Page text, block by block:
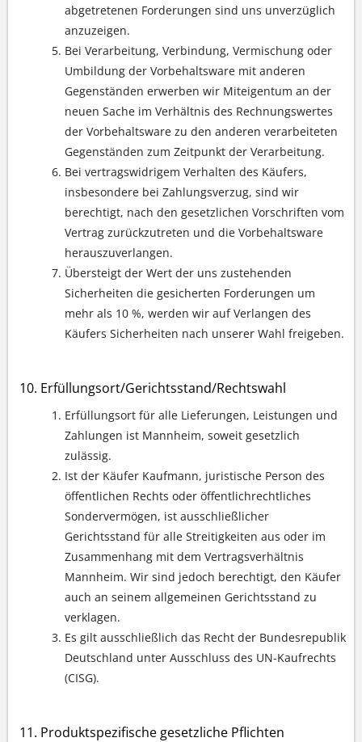
abgetretenen Forderungen sind uns unverzüglich
anzuzeigen.
Bei Verarbeitung, Verbindung, Vermischung oder
Umbildung der Vorbehaltsware mit anderen
Gegenständen erwerben wir Miteigentum an der
neuen Sache im Verhältnis des Rechnungswertes
der Vorbehaltsware zu den anderen verarbeiteten
Gegenständen zum Zeitpunkt der Verarbeitung.
Bei vertragswidrigem Verhalten des Käufers,
insbesondere bei Zahlungsverzug, sind wir
berechtigt, nach den gesetzlichen Vorschriften vom
Vertrag zurückzutreten und die Vorbehaltsware
herauszuverlangen.
Übersteigt der Wert der uns zustehenden
Sicherheiten die gesicherten Forderungen um
mehr als 10 %, werden wir auf Verlangen des
Käufers Sicherheiten nach unserer Wahl freigeben.
Erfüllungsort/Gerichtsstand/Rechtswahl
Erfüllungsort für alle Lieferungen, Leistungen und
Zahlungen ist Mannheim, soweit gesetzlich
zulässig.
Ist der Käufer Kaufmann, juristische Person des
öffentlichen Rechts oder öffentlichrechtliches
Sondervermögen, ist ausschließlicher
Gerichtsstand für alle Streitigkeiten aus oder im
Zusammenhang mit dem Vertragsverhältnis
Mannheim. Wir sind jedoch berechtigt, den Käufer
auch an seinem allgemeinen Gerichtsstand zu
verklagen.
Es gilt ausschließlich das Recht der Bundesrepublik
Deutschland unter Ausschluss des UN-Kaufrechts
(CISG).
Produktspezifische gesetzliche Pflichten